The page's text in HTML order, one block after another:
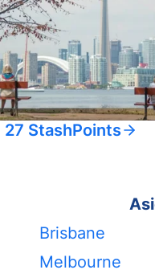
27 StashPoints
Brisbane
Melbourne